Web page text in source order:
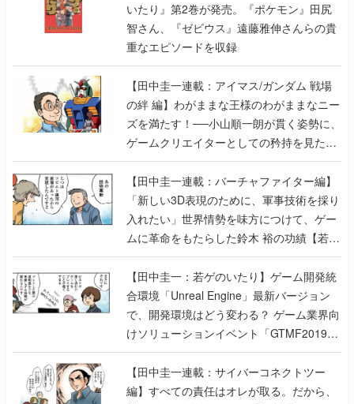
いたり』第2巻が発売。『ポケモン』田尻
智さん、『ゼビウス』遠藤雅伸さんらの貴
重なエピソードを収録
【田中圭一連載：アイマス/ガンダム 戦場
の絆 編】わがままな王様のわがままなニー
ズを満たす！──小山順一朗が貫く姿勢に、
ゲームクリエイターとしての矜持を見た
【若ゲのいたり最終回】
【田中圭一連載：バーチャファイター編】
「新しい3D表現のために、軍事技術を採り
入れたい」世界情勢を味方につけて、ゲー
ムに革命をもたらした鈴木 裕の功績【若ゲ
のいたり】
【田中圭一：若ゲのいたり】ゲーム開発統
合環境「Unreal Engine」最新バージョン
で、開発環境はどう変わる？ ゲーム業界向
けソリューションイベント「GTMF2019」
に行って、より理解を深めよう【PR】
【田中圭一連載：サイバーコネクトツー
編】すべての責任はオレが取る。だから、